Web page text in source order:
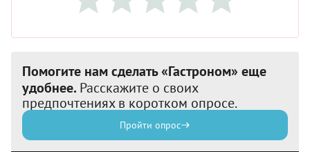
Помогите нам сделать «Гастроном» еще
удобнее. Расскажите о своих
предпочтениях в коротком опросе.
Пройти опрос